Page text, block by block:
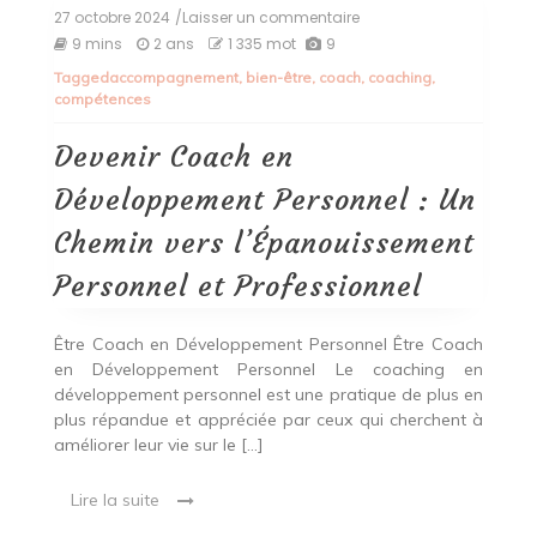
27 octobre 2024 /Laisser un commentaireon
en
Chemin
vers
l’Épanouissement
Personnel
et
Professionnel
9 mins 2 ans 1 335 mot 9
Taggedaccompagnement, bien-être, coach, coaching,
compétences
Devenir Coach en
Développement Personnel : Un
Chemin vers l’Épanouissement
Personnel et Professionnel
Être Coach en Développement Personnel Être Coach
en Développement Personnel Le coaching en
développement personnel est une pratique de plus en
plus répandue et appréciée par ceux qui cherchent à
améliorer leur vie sur le […]
Lire la suite